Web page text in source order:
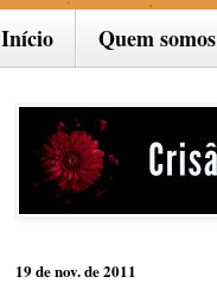
Início Quem somos
19 de nov. de 2011